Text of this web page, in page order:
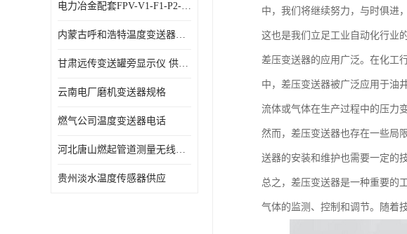
电力冶金配套FPV-V1-F1-P2-03电压变送器
内蒙古呼和浩特温度变送器配套罐旁显示仪供应 性能稳定
甘肃远传变送罐旁显示仪 供应及时
云南电厂磨机变送器规格
燃气公司温度变送器电话
河北唐山燃起管道测量无线压力变送器型号 性能稳定
贵州淡水温度传感器供应
中，我们将继续努力，与时俱进
这也是我们立足工业自动化行业的
差压变送器的应用广泛。在化工
中，差压变送器被广泛应用于油
流体或气体在生产过程中的压力变
然而，差压变送器也存在一些局
送器的安装和维护也需要一定的
总之，差压变送器是一种重要的
气体的监测、控制和调节。随着